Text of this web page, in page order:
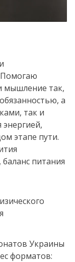
мышление так,
а
так и
этапе пути.
питания
Украины
форматов: